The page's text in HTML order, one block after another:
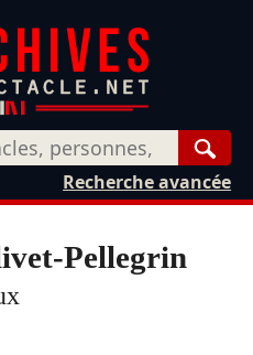
Recherche avancée
Pellegrin